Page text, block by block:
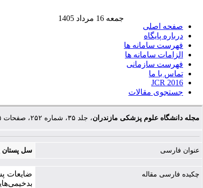
صفحه اصلی
درباره پایگاه
فهرست سامانه ها
الزامات سامانه ها
فهرست سازمانی
تماس با ما
JCR 2016
جستجوی مقالات
جمعه 16 مرداد 1405
مجله دانشگاه علوم پزشکی مازندران، جلد ۳۵، شماره ۲۵۲، صفحات ۱۲۵-۱۳۱
عنوان فارسی سل پستان
چکیده فارسی مقاله ضایعات